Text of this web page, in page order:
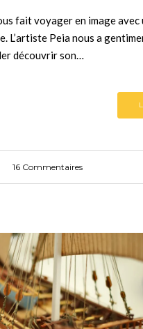
fait voyager en image
L’artiste Peia nous a
découvrir son…
16 Commentaires